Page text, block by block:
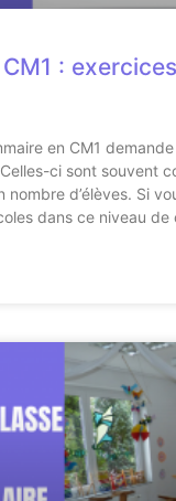
:
en CM1
ci sont souvent
nombre d’élèves. Si
dans ce niveau de